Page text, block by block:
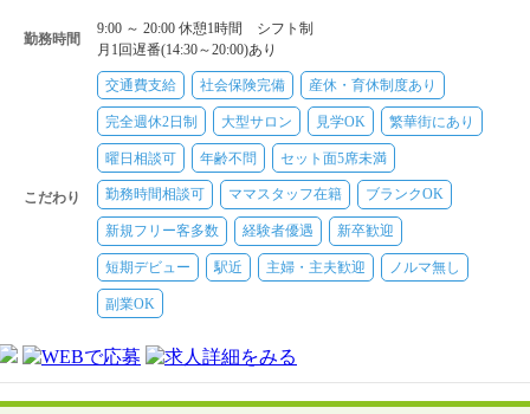
勤務時間
9:00 ～ 20:00 休憩1時間 シフト制
月1回遅番(14:30～20:00)あり
こだわり
交通費支給 社会保険完備 産休・育休制度あり
完全週休2日制 大型サロン 見学OK 繁華街にあり
曜日相談可 年齢不問 セット面5席未満
勤務時間相談可 ママスタッフ在籍 ブランクOK
新規フリー客多数 経験者優遇 新卒歓迎
短期デビュー 駅近 主婦・主夫歓迎 ノルマ無し
副業OK